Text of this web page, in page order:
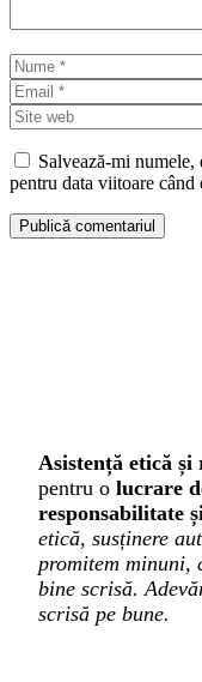
Nume
Salvează-mi
pentru data viitoare când
Asistență etică
pentru o lucrare
responsabilitate
etică, susținere
promitem minuni,
bine scrisă.
scrisă pe bune.